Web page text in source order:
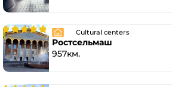
Cultural centers
Ростсельмаш
957км.